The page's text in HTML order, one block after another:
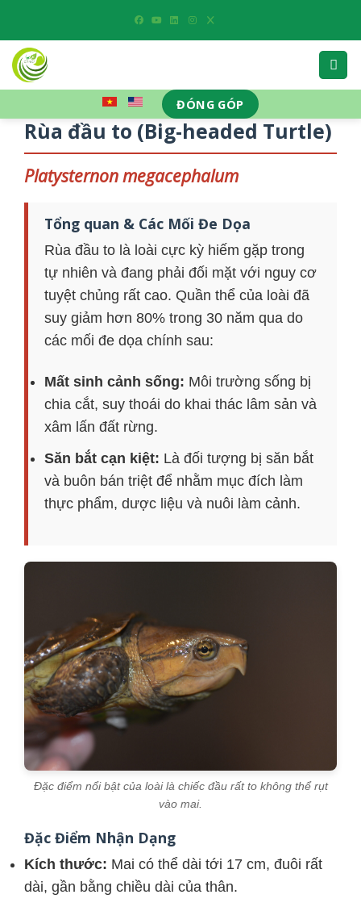
content
ĐÓNG GÓP
Rùa đầu to (Big-headed Turtle)
Platysternon megacephalum
Đặc điểm nổi bật của loài là chiếc đầu rất to không thể rụt
vào mai.
Tổng quan & Các Mối Đe Dọa
Rùa đầu to là loài cực kỳ hiếm gặp trong
tự nhiên và đang phải đối mặt với nguy cơ
tuyệt chủng rất cao. Quần thể của loài đã
suy giảm hơn 80% trong 30 năm qua do
các mối đe dọa chính sau:
Mất sinh cảnh sống: Môi trường sống bị
chia cắt, suy thoái do khai thác lâm sản và
xâm lấn đất rừng.
Săn bắt cạn kiệt: Là đối tượng bị săn bắt
và buôn bán triệt để nhằm mục đích làm
thực phẩm, dược liệu và nuôi làm cảnh.
Đặc Điểm Nhận Dạng
Kích thước: Mai có thể dài tới 17 cm, đuôi rất
dài, gần bằng chiều dài của thân.